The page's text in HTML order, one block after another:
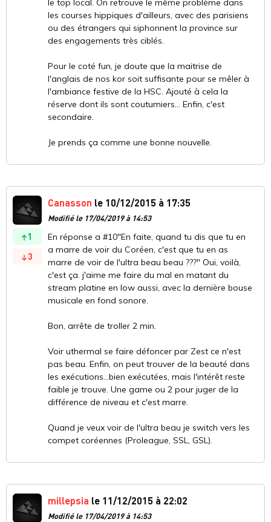
le top local. On retrouve le même problème dans
les courses hippiques d'ailleurs, avec des parisiens
ou des étrangers qui siphonnent la province sur
des engagements très ciblés.
Pour le coté fun, je doute que la maitrise de
l'anglais de nos kor soit suffisante pour se mêler à
l'ambiance festive de la HSC. Ajouté à cela la
réserve dont ils sont coutumiers... Enfin, c'est
secondaire.
Je prends ça comme une bonne nouvelle.
1
3
Canasson le 10/12/2015 à 17:35
Modifié le 17/04/2019 à 14:53
En réponse a #10"En faite, quand tu dis que tu en
a marre de voir du Coréen, c'est que tu en as
marre de voir de l'ultra beau beau ???" Oui, voilà,
c'est ça. j'aime me faire du mal en matant du
stream platine en low aussi, avec la dernière bouse
musicale en fond sonore.
Bon, arrête de troller 2 min.
Voir uthermal se faire défoncer par Zest ce n'est
pas beau. Enfin, on peut trouver de la beauté dans
les exécutions...bien exécutées, mais l'intérêt reste
faible je trouve. Une game ou 2 pour juger de la
différence de niveau et c'est marre.
Quand je veux voir de l'ultra beau je switch vers les
compet coréennes (Proleague, SSL, GSL).
millepsia le 11/12/2015 à 22:02
Modifié le 17/04/2019 à 14:53